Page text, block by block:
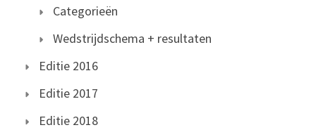
Categorieën
Wedstrijdschema + resultaten
Editie 2016
Editie 2017
Editie 2018